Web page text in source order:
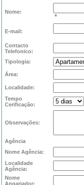
Nome:
*
E-mail:
Contacto
Telefonico:
Tipologia:
Área:
Localidade:
Tempo
Cerificação:
Observações:
Agência
Nome Agência:
Localidade
Agência:
Nome
Angariador: